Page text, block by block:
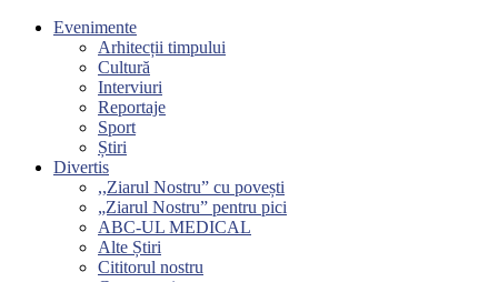
Evenimente
Arhitecții timpului
Cultură
Interviuri
Reportaje
Sport
Știri
Divertis
,,Ziarul Nostru” cu povești
„Ziarul Nostru” pentru pici
ABC-UL MEDICAL
Alte Știri
Cititorul nostru